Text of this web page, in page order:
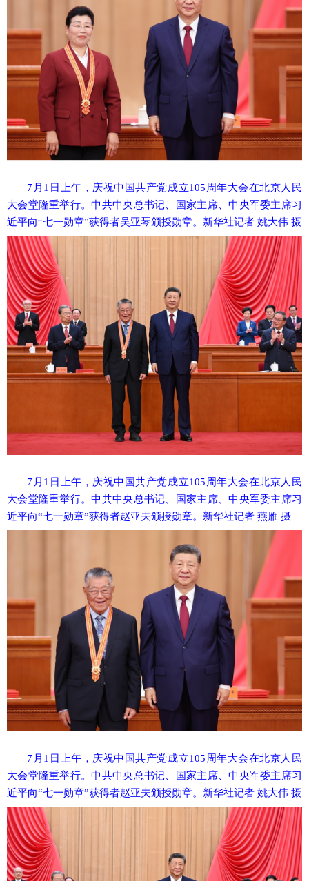
7月1日上午，庆祝中国共产党成立105周年大会在北京人民
大会堂隆重举行。中共中央总书记、国家主席、中央军委主席习
近平向“七一勋章”获得者吴亚琴颁授勋章。新华社记者 姚大伟 摄
7月1日上午，庆祝中国共产党成立105周年大会在北京人民
大会堂隆重举行。中共中央总书记、国家主席、中央军委主席习
近平向“七一勋章”获得者赵亚夫颁授勋章。新华社记者 燕雁 摄
7月1日上午，庆祝中国共产党成立105周年大会在北京人民
大会堂隆重举行。中共中央总书记、国家主席、中央军委主席习
近平向“七一勋章”获得者赵亚夫颁授勋章。新华社记者 姚大伟 摄